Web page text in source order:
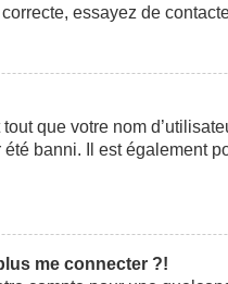
essayez de
que votre nom
banni. Il est également
me connecter ?!